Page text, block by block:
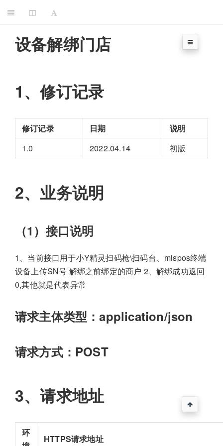
设备解绑门店
1、修订记录
修订记录 日期
说明
1.0
2022.04.14 初版
2、业务说明
（1）接口说明
1、当前接口用于小Y精灵扫码枪\扫码台、mispos终端
设备上传SN号 解绑之前绑定的商户 2、解绑成功返回
0,其他就是代表异常
请求主体类型：application/json
请求方式：POST
3、请求地址
环
HTTPS请求地址